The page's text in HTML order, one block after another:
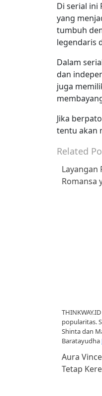
Di serial ini
yang
tumbuh
legendaris
Dalam
dan
juga
Jika
tentu akan
Related
Layangan
Romansa
popularitas.
Shinta dan
Baratayudha
Aura
Tetap